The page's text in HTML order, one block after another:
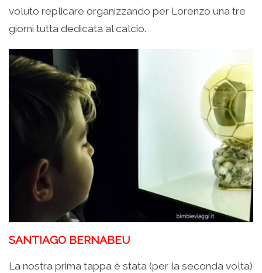
voluto replicare organizzando per Lorenzo una tre
giorni tutta dedicata al calcio.
SANTIAGO BERNABEU
La nostra prima tappa è stata (per la seconda volta)